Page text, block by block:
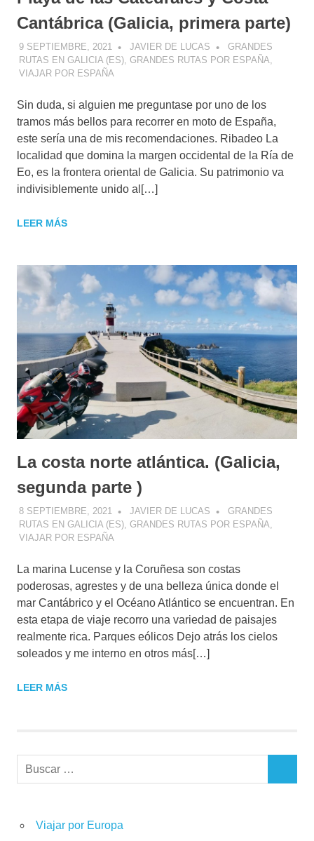
Cantábrica (Galicia, primera parte)
9 SEPTIEMBRE, 2021 JAVIER DE LUCAS
GRANDES
RUTAS EN GALICIA (ES), GRANDES RUTAS POR ESPAÑA,
VIAJAR POR ESPAÑA
Sin duda, si alguien me preguntase por uno de los
tramos más bellos para recorrer en moto de España,
este sería una de mis recomendaciones. Ribadeo La
localidad que domina la margen occidental de la Ría de
Eo, es la frontera oriental de Galicia. Su patrimonio va
indivisiblemente unido al[…]
LEER MÁS
La costa norte atlántica. (Galicia,
segunda parte )
8 SEPTIEMBRE, 2021 JAVIER DE LUCAS
GRANDES
RUTAS EN GALICIA (ES), GRANDES RUTAS POR ESPAÑA,
VIAJAR POR ESPAÑA
La marina Lucense y la Coruñesa son costas
poderosas, agrestes y de una belleza única donde el
mar Cantábrico y el Océano Atlántico se encuentran. En
esta etapa de viaje recorro una variedad de paisajes
realmente rica. Parques eólicos Dejo atrás los cielos
soleados y me interno en otros más[…]
LEER MÁS
Buscar:
Viajar por Europa